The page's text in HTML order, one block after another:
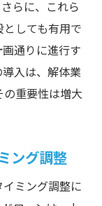
らに、これら
しても有用で
通りに進行す
入は、解体業
重要性は増大
ング調整
ミング調整に